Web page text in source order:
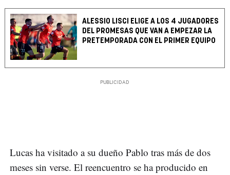
ALESSIO LISCI ELIGE A LOS 4 JUGADORES
DEL PROMESAS QUE VAN A EMPEZAR LA
PRETEMPORADA CON EL PRIMER EQUIPO
Lucas ha visitado a su dueño Pablo tras más de dos
meses sin verse. El reencuentro se ha producido en